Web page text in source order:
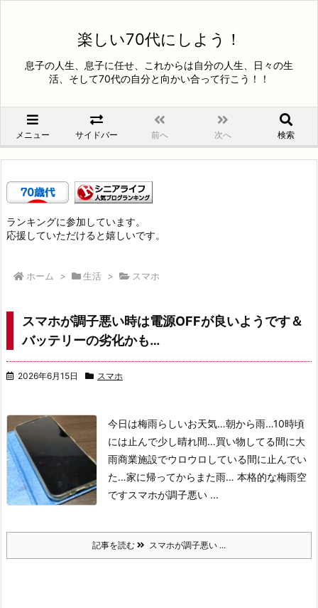
楽しい70代にしよう！
息子の人生、息子に任せ、これからは自分の人生、日々の生
活、そして70代の自分と向かい合って行こう！！
メニュー サイドバー 前へ 次へ 検索
ランキングに参加しています。
応援していただけると嬉しいです。
ホーム > 生活 > スマホ
スマホが調子悪い時は電源OFFが良いようです＆
バッテリーの劣化かも…
2026年6月15日 スマホ
今日は梅雨らしいお天気…朝から雨…10時頃
には止んで少し晴れ間…買い物してる間に大
雨商業施設でウロウロしている間に止んでい
た…家に帰ってからまた雨… 本格的な梅雨空
ですスマホが調子悪い ...
記事を読む スマホが調子悪い ...